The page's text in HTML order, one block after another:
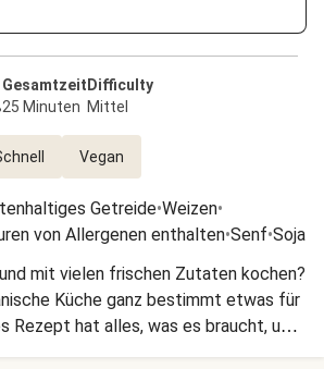
Gesamtzeit
25 Minuten
Difficulty
Mittel
Vegan
Getreide•Weizen•
von Allergenen enthalten•Senf•Soja
mit vielen frischen Zutaten kochen?
Küche ganz bestimmt etwas für
Rezept hat alles, was es braucht, um